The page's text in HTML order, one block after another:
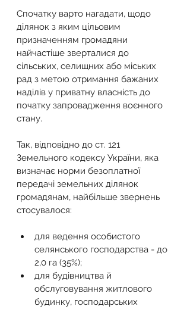
Спочатку варто нагадати, щодо
ділянок з яким цільовим
призначенням громадяни
найчастіше зверталися до
сільських, селищних або міських
рад з метою отримання бажаних
наділів у приватну власність до
початку запровадження воєнного
стану.
Так, відповідно до ст. 121
Земельного кодексу України, яка
визначає норми безоплатної
передачі земельних ділянок
громадянам, найбільше звернень
стосувалося:
для ведення особистого
селянського господарства - до
2,0 га (35%);
для будівництва й
обслуговування житлового
будинку, господарських